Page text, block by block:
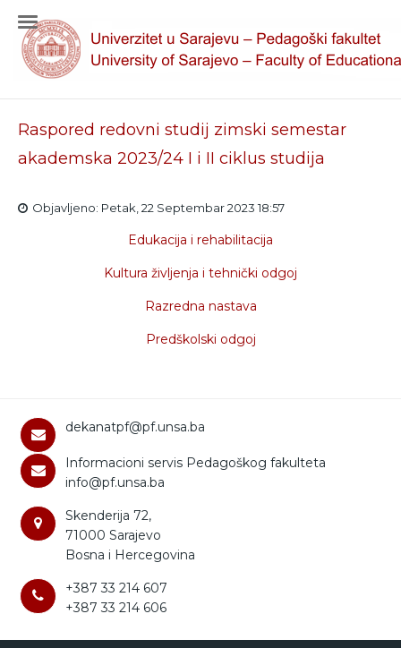
Raspored redovni studij zimski semestar
akademska 2023/24 I i II ciklus studija
Objavljeno: Petak, 22 Septembar 2023 18:57
Edukacija i rehabilitacija
Kultura življenja i tehnički odgoj
Razredna nastava
Predškolski odgoj
dekanatpf@pf.unsa.ba
Informacioni servis Pedagoškog fakulteta
info@pf.unsa.ba
Skenderija 72,
71000 Sarajevo
Bosna i Hercegovina
+387 33 214 607
+387 33 214 606